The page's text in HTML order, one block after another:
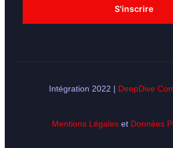
Intégration 2022 | DeepDive
Mentions Légaleset Données